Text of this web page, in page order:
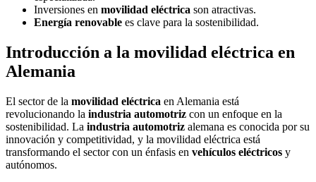
Inversiones en movilidad eléctrica son atractivas.
Energía renovable es clave para la sostenibilidad.
Introducción a la movilidad eléctrica en
Alemania
El sector de la movilidad eléctrica en Alemania está
revolucionando la industria automotriz con un enfoque en la
sostenibilidad. La industria automotriz alemana es conocida por su
innovación y competitividad, y la movilidad eléctrica está
transformando el sector con un énfasis en vehículos eléctricos y
autónomos.